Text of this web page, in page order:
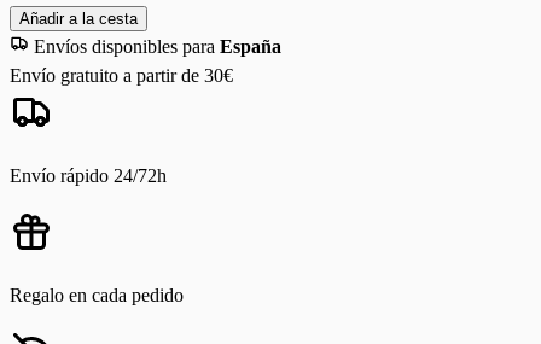
Añadir a la cesta
Envíos disponibles para España
Envío gratuito a partir de 30€
Envío rápido 24/72h
Regalo en cada pedido